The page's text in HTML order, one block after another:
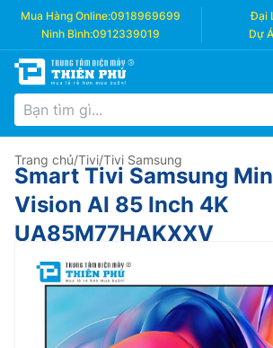
Mua Hàng Online:0918969699 Đại
Ninh Bình:0912339019 Dự
Trang chủ/Tivi/Tivi Samsung
Smart Tivi Samsung
Vision AI 85 Inch 4K
UA85M77HAKXXV